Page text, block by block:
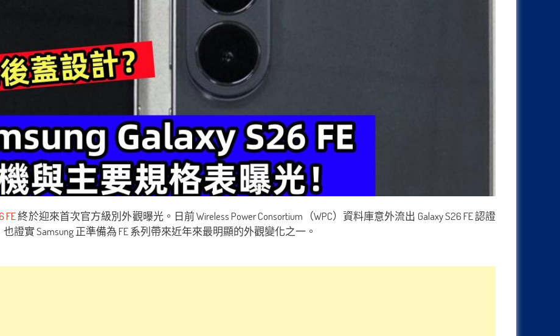
FE終於迎來首次官方級別外觀曝光。日前 Wireless Power Consortium（WPC）資料庫意外流出 Galaxy S26 FE 認證
證實 Samsung 正準備為 FE 系列帶來近年來最明顯的外觀變化之一。